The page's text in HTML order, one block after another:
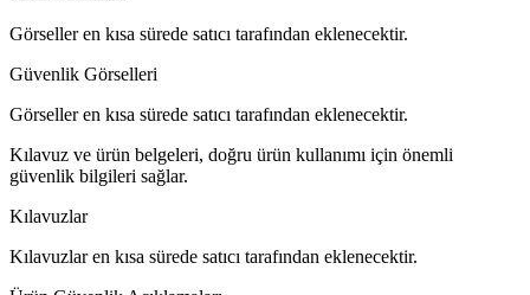
Görseller en kısa sürede satıcı tarafından eklenecektir.
Güvenlik Görselleri
Görseller en kısa sürede satıcı tarafından eklenecektir.
Kılavuz ve ürün belgeleri, doğru ürün kullanımı için önemli
güvenlik bilgileri sağlar.
Kılavuzlar
Kılavuzlar en kısa sürede satıcı tarafından eklenecektir.